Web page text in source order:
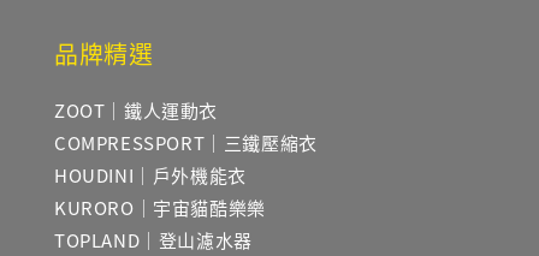
品牌精選
ZOOT｜鐵人運動衣
COMPRESSPORT｜三鐵壓縮衣
HOUDINI｜戶外機能衣
KURORO｜宇宙貓酷樂樂
TOPLAND｜登山濾水器